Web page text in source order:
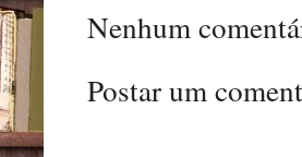
Nenhum
Postar um